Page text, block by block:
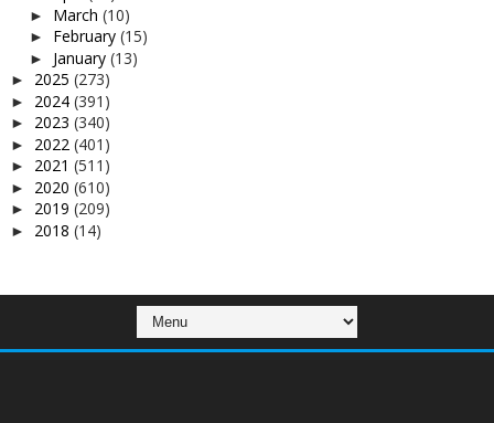
► March (10)
► February (15)
► January (13)
► 2025 (273)
► 2024 (391)
► 2023 (340)
► 2022 (401)
► 2021 (511)
► 2020 (610)
► 2019 (209)
► 2018 (14)